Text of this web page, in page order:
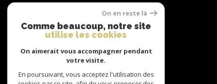
suivre
Nous
adhérons
On en reste là
Comme beaucoup, notre site
utilise les cookies
On aimerait vous accompagner pendant
votre visite.
En poursuivant, vous acceptez l'utilisation des